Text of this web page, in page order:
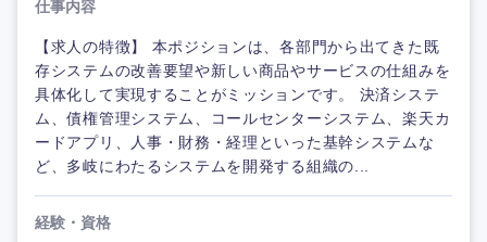
仕事内容
【求人の特徴】 本ポジションは、各部門から出てきた既
存システムの改善要望や新しい商品やサービスの仕組みを
具体化して実現することがミッションです。 決済システ
ム、債権管理システム、コールセンターシステム、楽天カ
ードアプリ、人事・財務・経理といった基幹システムな
ど、多岐にわたるシステムを開発する組織の...
経験・資格